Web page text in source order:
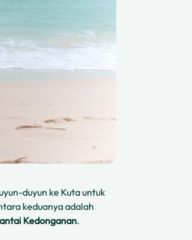
duyun ke Kuta untuk
keduanya adalah
Kedonganan.